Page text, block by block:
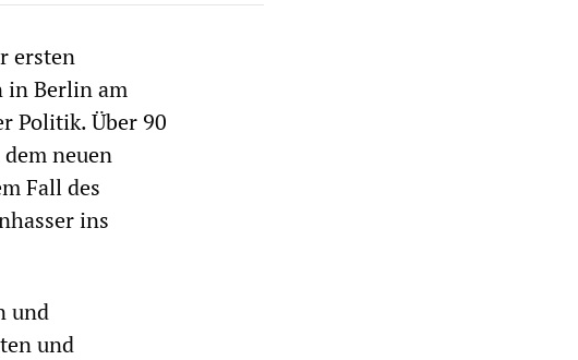
ersten
in Berlin am
Politik. Über 90
neuen
Fall des
ins
und
und